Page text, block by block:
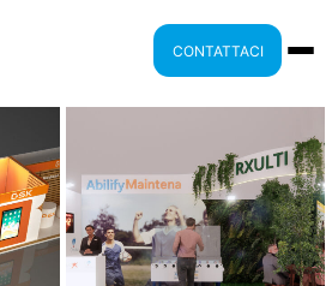
CONTATTACI